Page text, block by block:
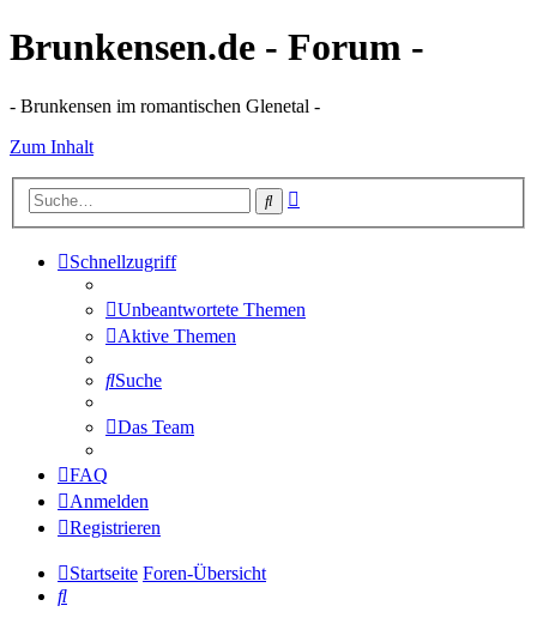
Brunkensen.de - Forum -
- Brunkensen im romantischen Glenetal -
Zum Inhalt
Suche
Schnellzugriff
Unbeantwortete Themen
Aktive Themen
Suche
Das Team
FAQ
Anmelden
Registrieren
Startseite Foren-Übersicht
Suche